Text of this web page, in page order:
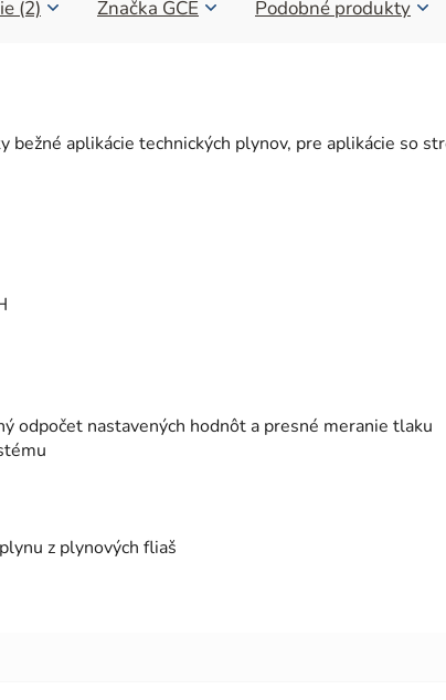
(2) Značka GCE Podobné produkty
bežné aplikácie technických plynov, pre aplikácie so
odpočet nastavených hodnôt a presné meranie tlaku
z plynových fliaš